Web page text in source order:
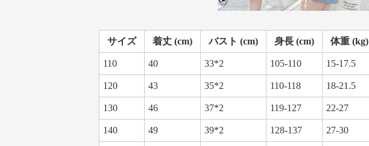
サイズ 着丈 (cm) バスト (cm) 身長 (cm) 体重 (kg)
110 40 33*2 105-110 15-17.5
120 43 35*2 110-118 18-21.5
130 46 37*2 119-127 22-27
140 49 39*2 128-137 27-30